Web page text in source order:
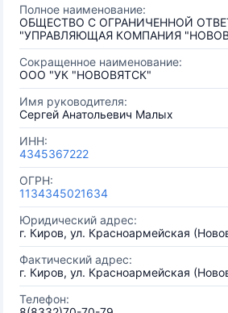
Полное наименование:
ОБЩЕСТВО С ОГРАНИЧЕННОЙ
"УПРАВЛЯЮЩАЯ КОМПАНИЯ
Сокращенное наименование:
ООО "УК "НОВОВЯТСК"
Имя руководителя:
Сергей Анатольевич Малых
ИНН:
4345367222
ОГРН:
1134345021634
Юридический адрес:
г. Киров, ул. Красноармейская
Фактический адрес:
г. Киров, ул. Красноармейская
Телефон: